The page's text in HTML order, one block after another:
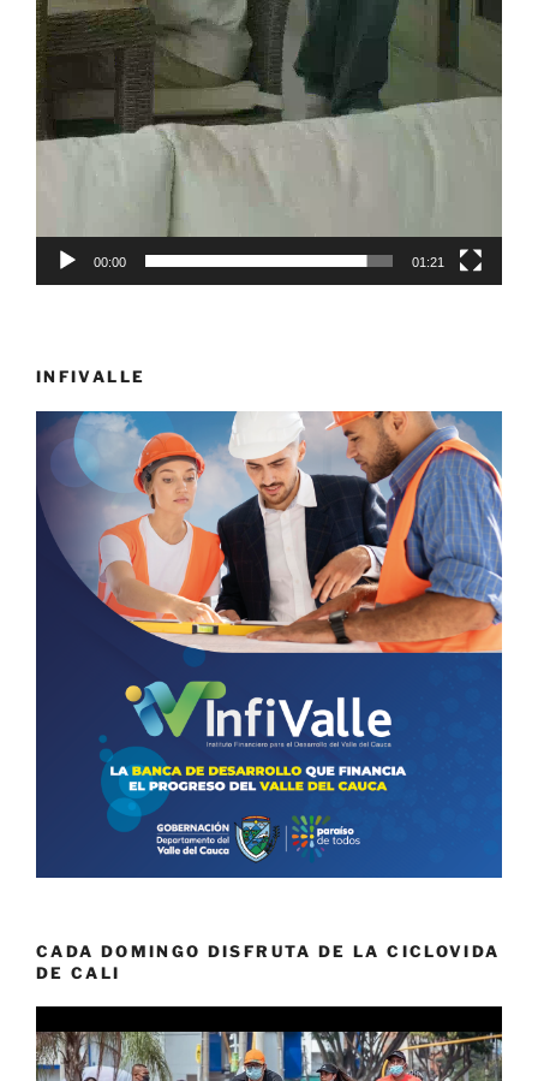
00:00 01:21
INFIVALLE
CADA DOMINGO DISFRUTA DE LA CICLOVIDA
DE CALI
de